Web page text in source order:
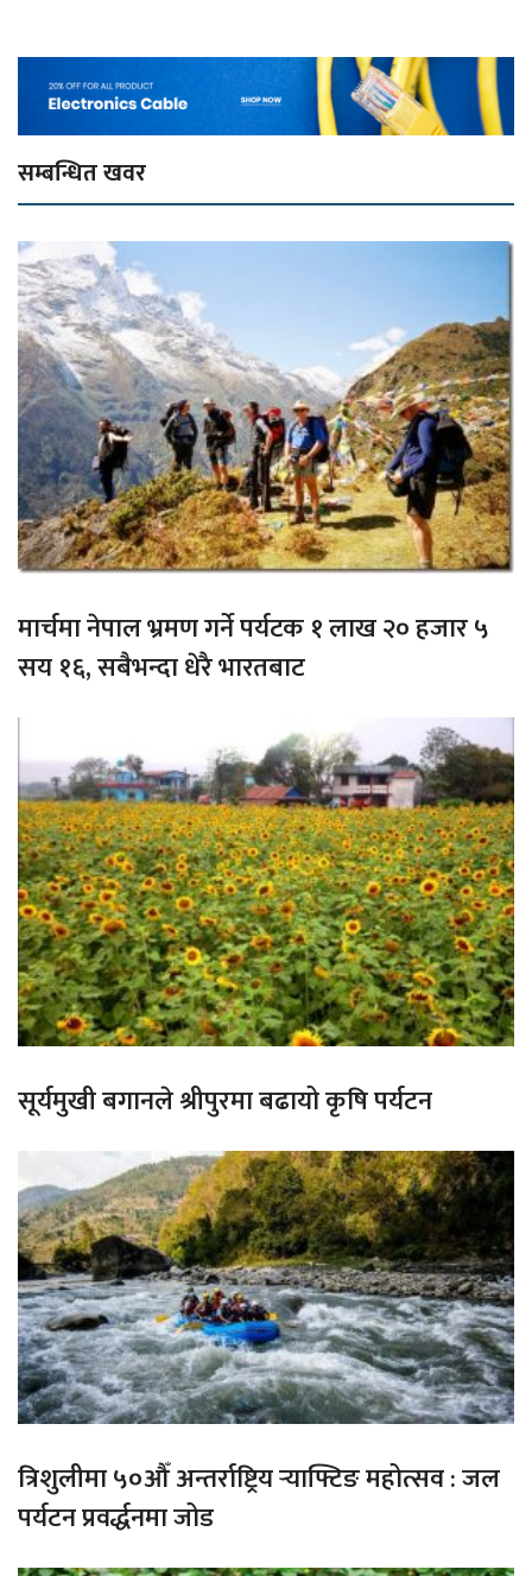
सम्बन्धित खवर
मार्चमा नेपाल भ्रमण गर्ने पर्यटक १ लाख २० हजार ५
सय १६, सबैभन्दा धेरै भारतबाट
सूर्यमुखी बगानले श्रीपुरमा बढायो कृषि पर्यटन
त्रिशुलीमा ५०औँ अन्तर्राष्ट्रिय र्‍याफ्टिङ महोत्सव : जल
पर्यटन प्रवर्द्धनमा जोड